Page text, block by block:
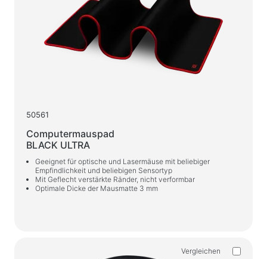
50561
Computermauspad
BLACK ULTRA
Geeignet für optische und Lasermäuse mit beliebiger
Empfindlichkeit und beliebigen Sensortyp
Mit Geflecht verstärkte Ränder, nicht verformbar
Optimale Dicke der Mausmatte 3 mm
Vergleichen